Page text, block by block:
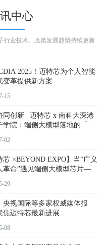
中心
业技术、政策发展趋势持续更新
2025！迈特芯为个人智能
变革提供新方案
15
同创新 | 迈特芯 x 南科大深港
学院：端侧大模型落地的「产
02
芯 ×BEYOND EXPO】当“广义
革命”遇见端侧大模型芯片——
29
央视国际等多家权威媒体报
焦迈特芯最新进展
08